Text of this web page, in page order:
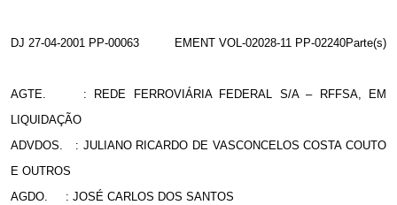
DJ 27-04-2001 PP-00063 EMENT VOL-02028-11 PP-02240Parte(s)
AGTE. : REDE FERROVIÁRIA FEDERAL S/A – RFFSA, EM
LIQUIDAÇÃO
ADVDOS. : JULIANO RICARDO DE VASCONCELOS COSTA COUTO
E OUTROS
AGDO. : JOSÉ CARLOS DOS SANTOS